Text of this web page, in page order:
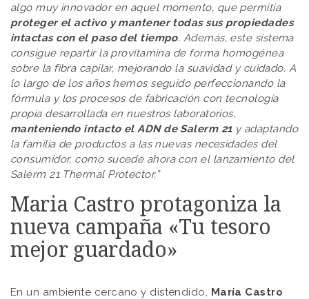
algo muy innovador en aquel momento, que permitía
proteger el activo y mantener todas sus propiedades
intactas con el paso del tiempo. Además, este sistema
consigue repartir la provitamina de forma homogénea
sobre la fibra capilar, mejorando la suavidad y cuidado. A
lo largo de los años hemos seguido perfeccionando la
fórmula y los procesos de fabricación con tecnología
propia desarrollada en nuestros laboratorios,
manteniendo intacto el ADN de Salerm 21y adaptando
la familia de productos a las nuevas necesidades del
consumidor, como sucede ahora con el lanzamiento del
Salerm 21 Thermal Protector.”
Maria Castro protagoniza la
nueva campaña «Tu tesoro
mejor guardado»
En un ambiente cercano y distendido, María Castro